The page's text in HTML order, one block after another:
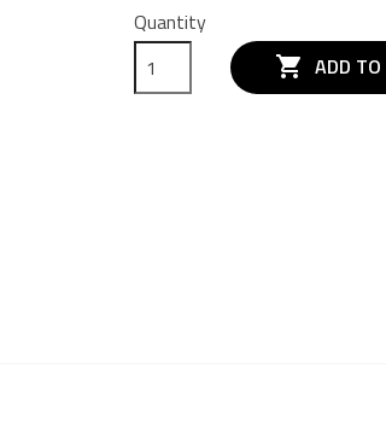
Quantity
 ADD TO